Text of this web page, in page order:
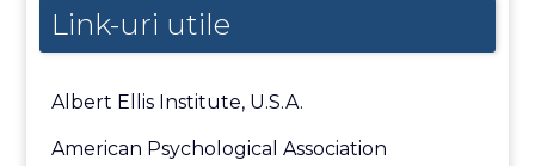
Link-uri utile
Albert Ellis Institute, U.S.A.
American Psychological Association